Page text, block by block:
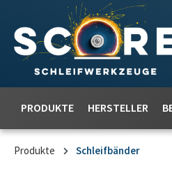
PRODUKTE HERSTELLER
Produkte Schleifbänder